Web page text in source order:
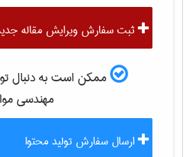
ثبت سفارش ویرایش مقاله
ممکن است به دنبال
مهندسی
ارسال سفارش تولید محتوا